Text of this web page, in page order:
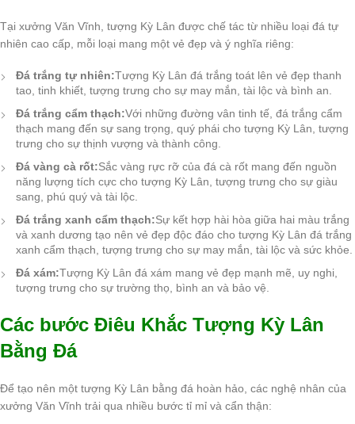
Tại xưởng Văn Vĩnh, tượng Kỳ Lân được chế tác từ nhiều loại đá tự
nhiên cao cấp, mỗi loại mang một vẻ đẹp và ý nghĩa riêng:
Đá trắng tự nhiên:Tượng Kỳ Lân đá trắng toát lên vẻ đẹp thanh
tao, tinh khiết, tượng trưng cho sự may mắn, tài lộc và bình an.
Đá trắng cẩm thạch:Với những đường vân tinh tế, đá trắng cẩm
thạch mang đến sự sang trọng, quý phái cho tượng Kỳ Lân, tượng
trưng cho sự thịnh vượng và thành công.
Đá vàng cà rốt:Sắc vàng rực rỡ của đá cà rốt mang đến nguồn
năng lượng tích cực cho tượng Kỳ Lân, tượng trưng cho sự giàu
sang, phú quý và tài lộc.
Đá trắng xanh cẩm thạch:Sự kết hợp hài hòa giữa hai màu trắng
và xanh dương tạo nên vẻ đẹp độc đáo cho tượng Kỳ Lân đá trắng
xanh cẩm thạch, tượng trưng cho sự may mắn, tài lộc và sức khỏe.
Đá xám:Tượng Kỳ Lân đá xám mang vẻ đẹp mạnh mẽ, uy nghi,
tượng trưng cho sự trường thọ, bình an và bảo vệ.
Các bước Điêu Khắc Tượng Kỳ Lân
Bằng Đá
Để tạo nên một tượng Kỳ Lân bằng đá hoàn hảo, các nghệ nhân của
xưởng Văn Vĩnh trải qua nhiều bước tỉ mỉ và cẩn thận: